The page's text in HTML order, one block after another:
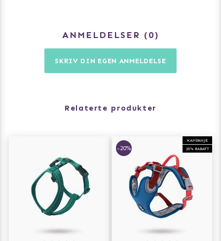
ANMELDELSER 0
SKRIV DIN EGEN ANMELDELSE
Relaterte produkter
KAMPANJE
20% RABATT
-20%